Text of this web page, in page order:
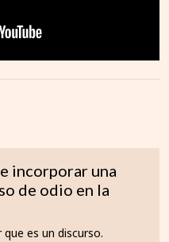
incorporar una
de odio en la
es un discurso.